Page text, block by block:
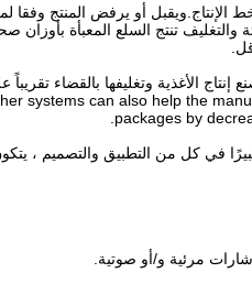
الإنتاج.ويقبل أو يرفض المنتج وفقا
والتغليف تنتج السلع المعبأة
الأغذية وتغليفها بالقضاء
systems can also help the
packages by
في كل من التطبيق والتصميم ،
مرئية و/أو صوتية.